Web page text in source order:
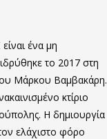
ένα μη
το 2017 στη
Μάρκου Βαμβακάρη.
κτίριο
Η δημιουργία
ελάχιστο φόρο